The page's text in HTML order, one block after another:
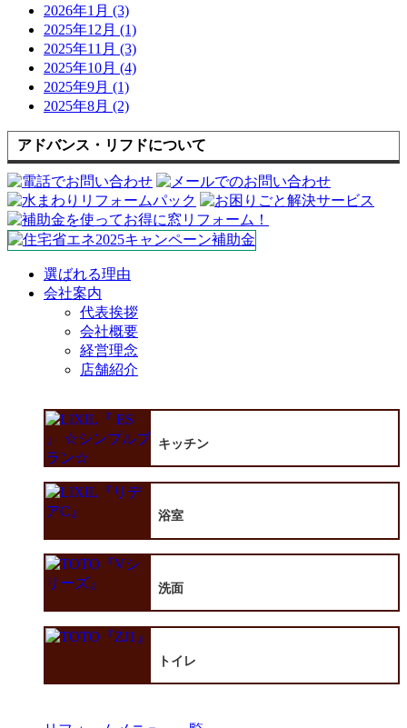
2026年1月 (3)
2025年12月 (1)
2025年11月 (3)
2025年10月 (4)
2025年9月 (1)
2025年8月 (2)
アドバンス・リフドについて
選ばれる理由
会社案内
代表挨拶
会社概要
経営理念
店舗紹介
キッチン
浴室
洗面
トイレ